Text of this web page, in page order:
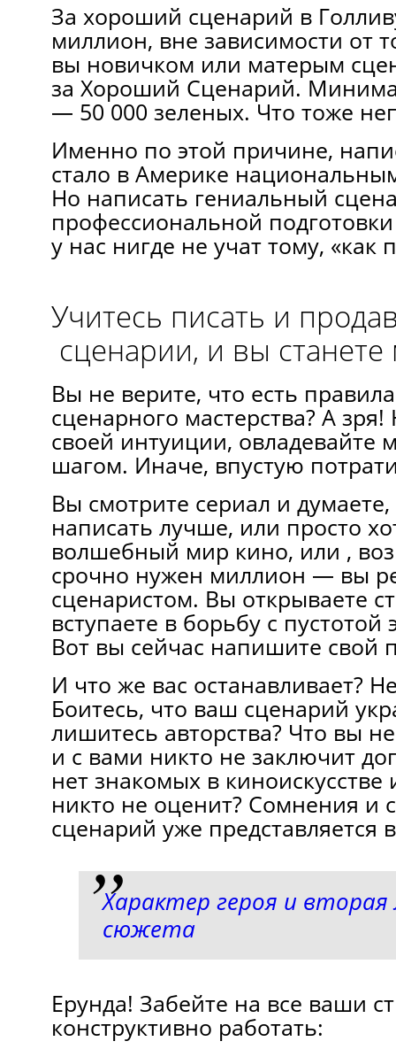
За хороший сценарий в
миллион, вне зависимости от
вы новичком или матерым
за Хороший Сценарий.
— 50 000 зеленых. Что тоже
Именно по этой причине,
стало в Америке
Но написать гениальный
профессиональной
у нас нигде не учат тому, «как
Учитесь писать и
сценарии, и вы
Вы не верите, что есть
сценарного мастерства? А
своей интуиции, овладевайте
шагом. Иначе, впустую
Вы смотрите сериал и
написать лучше, или просто
волшебный мир кино, или ,
срочно нужен миллион — вы
сценаристом. Вы открываете
вступаете в борьбу с пустотой
Вот вы сейчас напишите свой
И что же вас останавливает?
Боитесь, что ваш сценарий
лишитесь авторства? Что вы
и с вами никто не заключит
нет знакомых в киноискусстве
никто не оценит? Сомнения и
сценарий уже представляется
Характер героя и вторая
сюжета
Ерунда! Забейте на все ваши
конструктивно работать: